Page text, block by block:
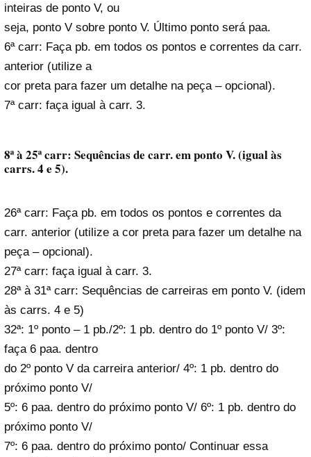
inteiras de ponto V, ou
seja, ponto V sobre ponto V. Último ponto será paa.
6ª carr: Faça pb. em todos os pontos e correntes da carr.
anterior (utilize a
cor preta para fazer um detalhe na peça – opcional).
7ª carr: faça igual à carr. 3.
8ª à 25ª carr: Sequências de carr. em ponto V. (igual às
carrs. 4 e 5).
26ª carr: Faça pb. em todos os pontos e correntes da
carr. anterior (utilize a cor preta para fazer um detalhe na
peça – opcional).
27ª carr: faça igual à carr. 3.
28ª à 31ª carr: Sequências de carreiras em ponto V. (idem
às carrs. 4 e 5)
32ª: 1º ponto – 1 pb./2º: 1 pb. dentro do 1º ponto V/ 3º:
faça 6 paa. dentro
do 2º ponto V da carreira anterior/ 4º: 1 pb. dentro do
próximo ponto V/
5º: 6 paa. dentro do próximo ponto V/ 6º: 1 pb. dentro do
próximo ponto V/
7º: 6 paa. dentro do próximo ponto/ Continuar essa